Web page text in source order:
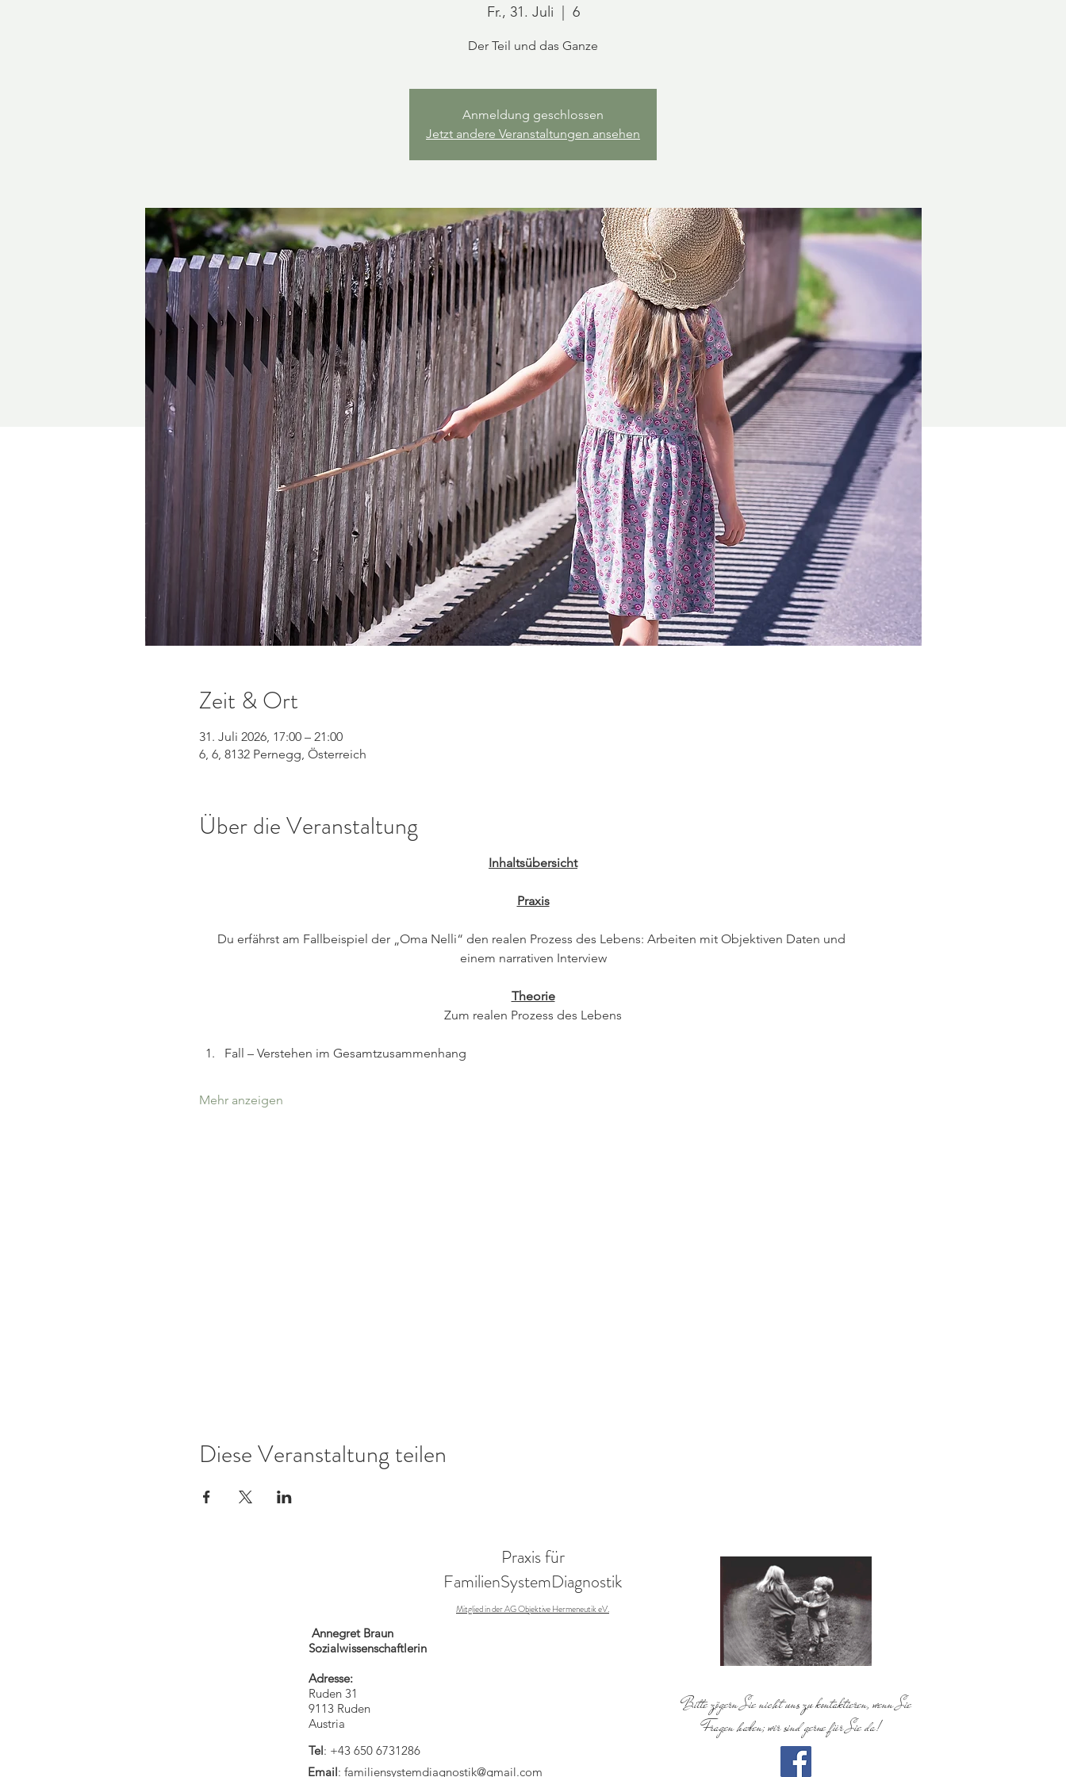
Fr., 31. Juli 6
Der Teil und das Ganze
Anmeldung geschlossen
Jetzt andere Veranstaltungen ansehen
Zeit & Ort
31. Juli 2026, 17:00 – 21:00
6, 6, 8132 Pernegg, Österreich
Über die Veranstaltung
Inhaltsübersicht
Praxis
Du erfährst am Fallbeispiel der „Oma Nelli“ den realen Prozess des Lebens: Arbeiten mit Objektiven Daten und
einem narrativen Interview
Theorie
Zum realen Prozess des Lebens
Fall – Verstehen im Gesamtzusammenhang
Mehr anzeigen
Diese Veranstaltung teilen
Praxis für
FamilienSystemDiagnostik
Mitglied in der AG Objektive Hermeneutik eV.
Annegret Braun
Sozialwissenschaftlerin
Adresse:
Ruden 31
9113 Ruden
Austria
Email: familiensystemdiagnostik@gmail.com
Tel: +43 650 6731286
Bitte zögern Sie nicht uns zu kontaktieren, wenn Sie
Fragen haben; wir sind gerne für Sie da!